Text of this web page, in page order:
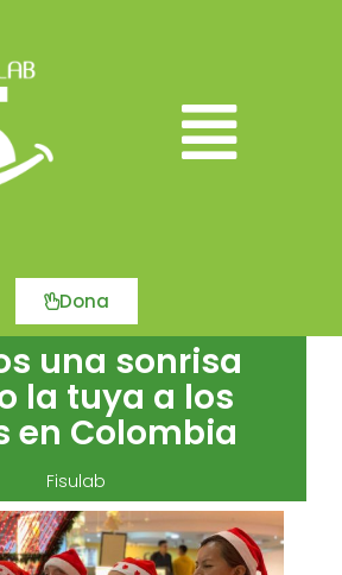
Main
Menu
Dona
una sonrisa
la tuya a los
en Colombia
Fisulab